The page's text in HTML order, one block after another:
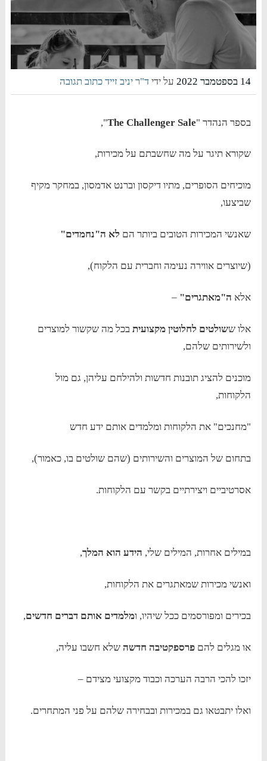
14 בספטמבר 2022 על ידיד"ר יניב זייד כתוב תגובה
בספר הנהדר "The Challenger Sale
",
שקורא תיגר על מה שחשבתם על מכירות,
מוכיחים הסופרים, מתיו דיקסון וברנט אדמסון, במחקר מקיף
שביצעו,
שאנשי המכירות הטובים ביותר הם לא ה"נחמדים"
(שיוצרים אווירה נעימה וחברית עם הלקוח),
אלא ה"מאתגרים"–
אלו ששולטים לחלוטין מקצועית בכל מה שקשור למוצרים
ולשירותים שלהם,
מוכנים להציג תובנות חדשות ולהילחם עליהן, גם מול
הלקוחות,
"מחנכים" את הלקוחות ומלמדים אותם ידע חדש
בתחום של המוצרים והשירותים (שהם שולטים בו, כאמור),
אסרטיביים ויצירתיים בקשר עם הלקוחות.
במילים אחרות, המילים שלי, הידע הוא המלך,
ואנשי מכירות שמאתגרים את הלקוחות,
בכירים ומפורסמים ככל שיהיו, ומלמדים אותם דברים חדשים,
או מגלים להםפרספקטיבה חדשהשלא חשבו עליה,
יזכו להכי הרבה הערכה וכבוד מקצועי מצידם –
ואלו יתבטאו גם במכירות ובבחירה שלהם על פני המתחרים.